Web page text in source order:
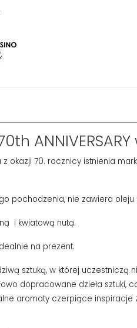
ANNIVERSARY
z okazji 70. rocznicy istnienia
pochodzenia, nie zawiera
i kwiatową nutą.
na prezent.
sztuką, w której uczestniczą
dopracowane dzieła sztuki,
aromaty czerpiące